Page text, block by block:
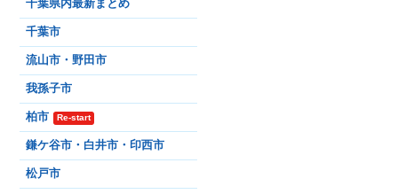
千葉県内最新まとめ
千葉市
流山市・野田市
我孫子市
柏市 Re-start
鎌ケ谷市・白井市・印西市
松戸市